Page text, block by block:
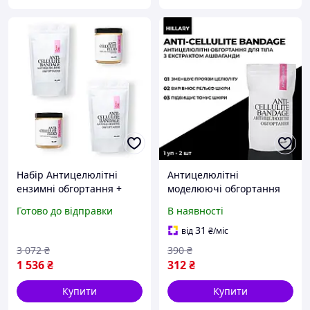
Набір Антицелюлітні
ензимні обгортання +
cellulite Zymo Cell (12
Готово до відправки
1 536₴
3 072 ₴
Купити
Антицелюлітні
моделюючі обгортання
ашваганди Hillary
Ashwagandha Hot Slim
В наявності
від31 ₴/міс
312₴
390 ₴
Купити